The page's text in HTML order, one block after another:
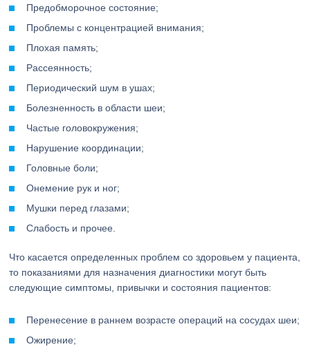
Предобморочное состояние;
Проблемы с концентрацией внимания;
Плохая память;
Рассеянность;
Периодический шум в ушах;
Болезненность в области шеи;
Частые головокружения;
Нарушение координации;
Головные боли;
Онемение рук и ног;
Мушки перед глазами;
Слабость и прочее.
Что касается определенных проблем со здоровьем у пациента,
то показаниями для назначения диагностики могут быть
следующие симптомы, привычки и состояния пациентов:
Перенесение в раннем возрасте операций на сосудах шеи;
Ожирение;